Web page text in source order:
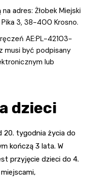
adres: Żłobek Miejski
Pika 3, 38-400 Krosno.
AE:PL-42103-
musi być podpisany
lub
dzieci
20. tygodnia życia do
kończą 3 lata. W
przyjęcie dzieci do 4.